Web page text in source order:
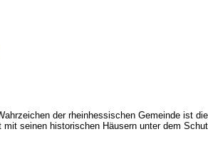
der rheinhessischen Gemeinde ist
seinen historischen Häusern unter dem